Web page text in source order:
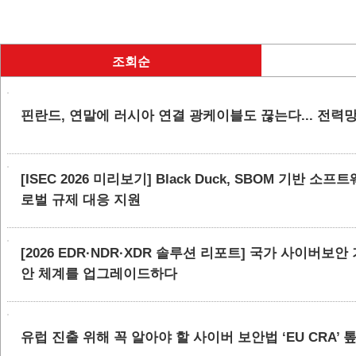
조회순
핀란드, 연말에 러시아 연결 광케이블도 끊는다... 전력
[ISEC 2026 미리보기] Black Duck, SBOM 기반 소프트
로벌 규제 대응 지원
[2026 EDR·NDR·XDR 솔루션 리포트] 국가 사이버보
안 체계를 업그레이드하다
유럽 진출 위해 꼭 알아야 할 사이버 보안법 ‘EU CRA’